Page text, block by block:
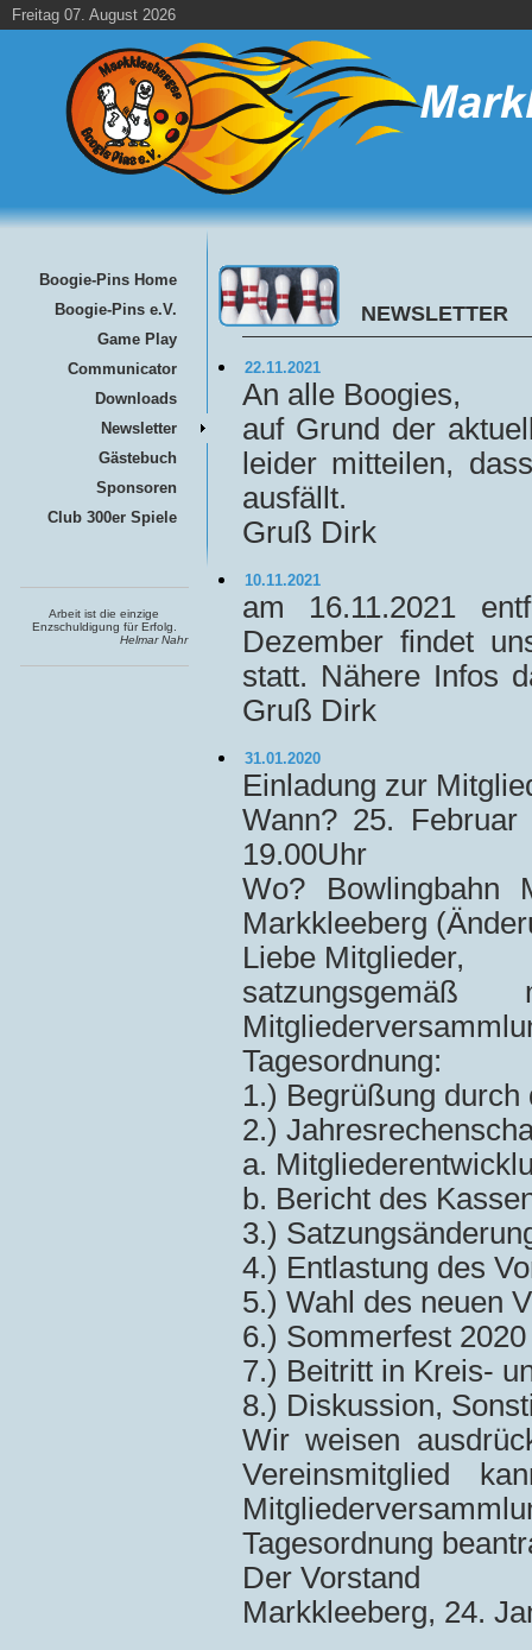
Freitag 07. August 2026
Boogie-Pins Home
Boogie-Pins e.V.
Game Play
Communicator
Downloads
Newsletter
Gästebuch
Sponsoren
Club 300er Spiele
Arbeit ist die einzige
Enzschuldigung für Erfolg.
Helmar Nahr
NEWSLETTER
22.11.2021
An alle Boogies,
auf Grund der
leider mitteilen,
ausfällt.
Gruß Dirk
10.11.2021
am 16.11.2021
Dezember findet
statt. Nähere Infos
Gruß Dirk
31.01.2020
Einladung zur
Wann? 25.
19.00Uhr
Wo? Bowlingbahn
Markkleeberg
Liebe Mitglieder,
Tagesordnung:
1.) Begrüßung durch
2.)
a.
b. Bericht des
3.)
4.) Entlastung des
5.) Wahl des neuen
6.) Sommerfest 2020
7.) Beitritt in Kreis-
8.) Diskussion,
Wir weisen
Vereinsmitglied
Tagesordnung
Der Vorstand
Markkleeberg, 24.